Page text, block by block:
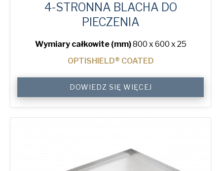
4-STRONNA BLACHA DO
PIECZENIA
Wymiary całkowite (mm)800 x 600 x 25
OPTISHIELD® COATED
Plain
Baking
Tray
DOWIEDZ SIĘ WIĘCEJ